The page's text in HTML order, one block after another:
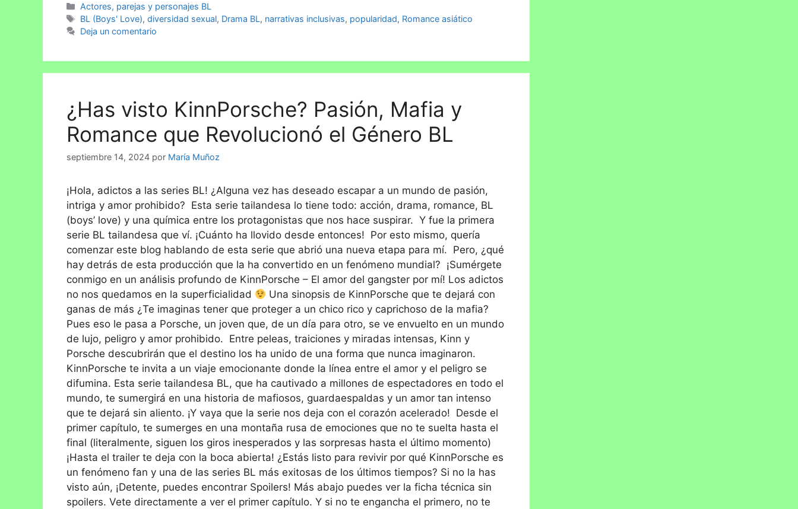
Actores, parejas y personajes BL
BL (Boys' Love),diversidad sexual, Drama BL, narrativas inclusivas, popularidad, Romance asiático
Deja un comentario
¿Has visto KinnPorsche? Pasión, Mafia y
Romance que Revolucionó el Género BL
septiembre 14, 2024 por María Muñoz
¡Hola, adictos a las series BL! ¿Alguna vez has deseado escapar a un mundo de pasión,
intriga y amor prohibido? Esta serie tailandesa lo tiene todo: acción, drama, romance, BL
(boys’ love) y una química entre los protagonistas que nos hace suspirar. Y fue la primera
serie BL tailandesa que ví. ¡Cuánto ha llovido desde entonces! Por esto mismo, quería
comenzar este blog hablando de esta serie que abrió una nueva etapa para mí. Pero, ¿qué
hay detrás de esta producción que la ha convertido en un fenómeno mundial? ¡Sumérgete
conmigo en un análisis profundo de KinnPorsche – El amor del gangster por mí! Los adictos
no nos quedamos en la superficialidad
Una sinopsis de KinnPorsche que te dejará con
ganas de más ¿Te imaginas tener que proteger a un chico rico y caprichoso de la mafia?
Pues eso le pasa a Porsche, un joven que, de un día para otro, se ve envuelto en un mundo
de lujo, peligro y amor prohibido. Entre peleas, traiciones y miradas intensas, Kinn y
Porsche descubrirán que el destino los ha unido de una forma que nunca imaginaron.
KinnPorsche te invita a un viaje emocionante donde la línea entre el amor y el peligro se
difumina. Esta serie tailandesa BL, que ha cautivado a millones de espectadores en todo el
mundo, te sumergirá en una historia de mafiosos, guardaespaldas y un amor tan intenso
que te dejará sin aliento. ¡Y vaya que la serie nos deja con el corazón acelerado! Desde el
primer capítulo, te sumerges en una montaña rusa de emociones que no te suelta hasta el
final (literalmente, siguen los giros inesperados y las sorpresas hasta el último momento)
¡Hasta el trailer te deja con la boca abierta! ¿Estás listo para revivir por qué KinnPorsche es
un fenómeno fan y una de las series BL más exitosas de los últimos tiempos? Si no la has
visto aún, ¡Detente, puedes encontrar Spoilers! Más abajo puedes ver la ficha técnica sin
spoilers. Vete directamente a ver el primer capítulo. Y si no te engancha el primero, no te